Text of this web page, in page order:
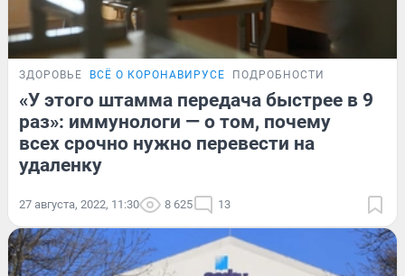
ЗДОРОВЬЕ ВСЁ О КОРОНАВИРУСЕ ПОДРОБНОСТИ
«У этого штамма передача быстрее в 9
раз»: иммунологи — о том, почему
всех срочно нужно перевести на
удаленку
27 августа, 2022, 11:30 8 625 13